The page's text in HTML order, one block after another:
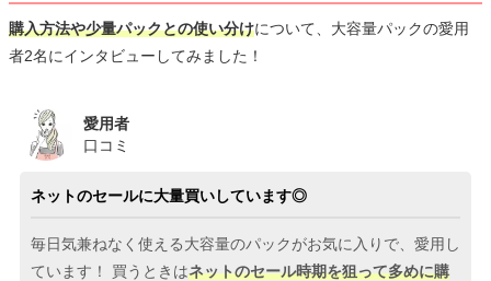
購入方法や少量パックとの使い分けについて、大容量パックの愛用
者2名にインタビューしてみました！
愛用者
口コミ
ネットのセールに大量買いしています◎
毎日気兼ねなく使える大容量のパックがお気に入りで、愛用し
ています！ 買うときはネットのセール時期を狙って多めに購